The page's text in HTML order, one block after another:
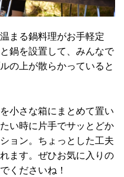
まる鍋料理がお手軽定
鍋を設置して、みんなで
の上が散らかっていると
小さな箱にまとめて置い
い時に片手でサッとどか
ョン。ちょっとした工夫
ます。ぜひお気に入りの
くださいね！